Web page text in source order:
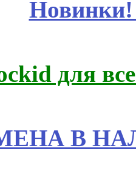
для
В